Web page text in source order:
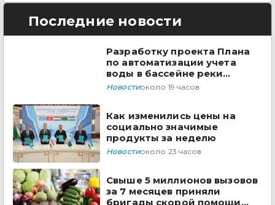
Последние новости
Разработку проекта Плана
по автоматизации учета
воды в бассейне реки
Сырдарья одобрили
Новостиоколо 19 часов
Как изменились цены на
социально значимые
продукты за неделю
Новостиоколо 23 часов
Свыше 5 миллионов вызовов
за 7 месяцев приняли
бригады скорой помощи